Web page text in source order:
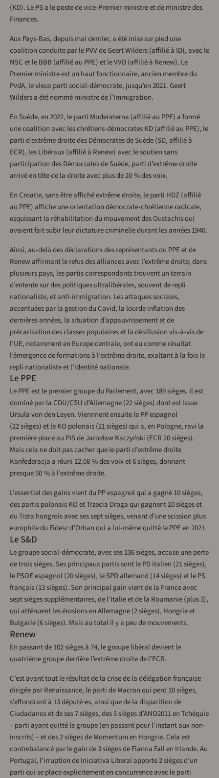
(KD). Le PS a le poste de vice-Premier ministre et de ministre des
Finances.
Aux Pays-Bas, depuis mai dernier, a été mise sur pied une
coalition conduite par le PVV de Geert Wilders (affilié à ID), avec le
NSC et le BBB (affilié au PPE) et le VVD (affilié à Renew). Le
Premier ministre est un haut fonctionnaire, ancien membre du
PvdA, le vieux parti social-démocrate, jusqu’en 2021. Geert
Wilders a été nommé ministre de l’Immigration.
En Suède, en 2022, le parti Moderaterna (affilié au PPE) a formé
une coalition avec les chrétiens-démocrates KD (affilié au PPE), le
parti d’extrême droite des Démocrates de Suède (SD, affilié à
ECR), les Libéraux (affilié à Renew) avec le soutien sans
participation des Démocrates de Suède, parti d’extrême droite
arrivé en tête de la droite avec plus de 20 % des voix.
En Croatie, sans être affiché extrême droite, le parti HDZ (affilié
au PPE) affiche une orientation démocrate-chrétienne radicale,
esquissant la réhabilitation du mouvement des Oustachis qui
avaient fait subir leur dictature criminelle durant les années 1940.
Ainsi, au-delà des déclarations des représentants du PPE et de
Renew affirmant le refus des alliances avec l’extrême droite, dans
plusieurs pays, les partis correspondants trouvent un terrain
d’entente sur des politiques ultralibérales, souvent de repli
nationaliste, et anti-immigration. Les attaques sociales,
accentuées par la gestion du Covid, la lourde inflation des
dernières années, la situation d’appauvrissement et de
précarisation des classes populaires et la désillusion vis-à-vis de
l’UE, notamment en Europe centrale, ont eu comme résultat
l’émergence de formations à l’extrême droite, exaltant à la fois le
repli nationaliste et l’identité nationale.
Le PPE
Le PPE est le premier groupe du Parlement, avec 189 sièges. Il est
dominé par la CDU/CSU d’Allemagne (22 sièges) dont est issue
Ursula von den Leyen. Viennnent ensuite le PP espagnol
(22 sièges) et le KO polonais (21 sièges) qui a, en Pologne, ravi la
première place au PIS de Jarosław Kaczyński (ECR 20 sièges).
Mais cela ne doit pas cacher que le parti d’extrême droite
Konfederacja a réuni 12,08 % des voix et 6 sièges, donnant
presque 50 % à l’extrême droite.
L’essentiel des gains vient du PP espagnol qui a gagné 10 sièges,
des partis polonais KO et Trzecia Droga qui gagnent 10 sièges et
du Tizra hongrois avec ses sept sièges, venant d’une scission plus
europhile du Fidesz d’Orban qui a lui-même quitté le PPE en 2021.
Le S&D
Le groupe social-démocrate, avec ses 136 sièges, accuse une perte
de trois sièges. Ses principaux partis sont le PD italien (21 sièges),
le PSOE espagnol (20 sièges), le SPD allemand (14 sièges) et le PS
français (13 sièges). Son principal gain vient de la France avec
sept sièges supplémentaires, de l’Italie et de la Roumanie (plus 3),
qui atténuent les érosions en Allemagne (2 sièges), Hongrie et
Bulgarie (6 sièges). Mais au total il y a peu de mouvements.
Renew
En passant de 102 sièges à 74, le groupe libéral devient le
quatrième groupe derrière l’extrême droite de l’ECR.
C’est avant tout le résultat de la crise de la délégation française
dirigée par Renaissance, le parti de Macron qui perd 10 sièges,
s’effondrant à 13 député·es, ainsi que de la disparition de
Ciudadanos et de ses 7 sièges, des 5 sièges d’ANO2011 en Tchéquie
– parti ayant quitté le groupe (en passant pour l’instant aux non-
inscrits) – et des 2 sièges de Momentum en Hongrie. Cela est
contrebalancé par le gain de 3 sièges de Fianna Fail en Irlande. Au
Portugal, l’irruption de Iniciativa Liberal apporte 2 sièges d’un
parti qui se place explicitement en concurrence avec le parti